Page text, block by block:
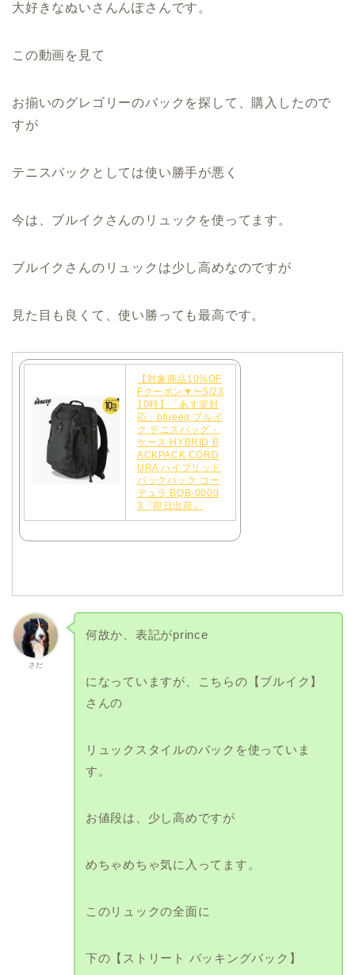
大好きなぬいさんんぽさんです。
この動画を見て
お揃いのグレゴリーのバックを探して、購入したので
すが
テニスバックとしては使い勝手が悪く
今は、ブルイクさんのリュックを使ってます。
ブルイクさんのリュックは少し高めなのですが
見た目も良くて、使い勝っても最高です。
【対象商品10%OF
Fクーポン▼〜5/23
10時】「あす楽対
応」blueeq ブルイ
ク テニスバッグ・
ケース HYBRID B
ACKPACK CORD
URA ハイブリッド
バックパック コー
デュラ BQB-0000
3『即日出荷』
さだ
何故か、表記がprince
になっていますが、こちらの【ブルイク】
さんの
リュックスタイルのバックを使っていま
す。
お値段は、少し高めですが
めちゃめちゃ気に入ってます。
このリュックの全面に
下の【ストリート バッキングバック】